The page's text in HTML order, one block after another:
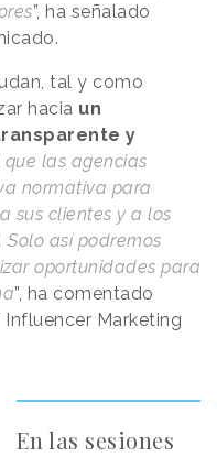
”, ha señalado
tal y como
hacia un
y
las agencias
normativa para
sus clientes y a los
así podremos
oportunidades para
”, ha comentado
Influencer Marketing
En las sesiones